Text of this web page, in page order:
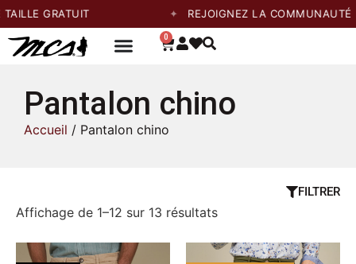
GRATUIT REJOIGNEZ LA COMMUNAUTÉ ET
0
Pantalon chino
Accueil / Pantalon chino
Affichage de 1–12 sur 13 résultats
FILTRER